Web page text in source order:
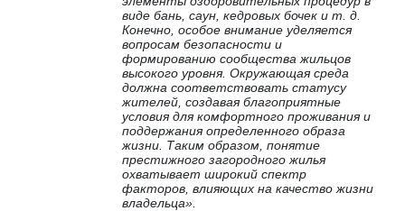
виде бань, саун, кедровых бочек и т. д.
Конечно, особое внимание уделяется
вопросам безопасности и
формированию сообщества жильцов
высокого уровня. Окружающая среда
должна соответствовать статусу
жителей, создавая благоприятные
условия для комфортного проживания и
поддержания определенного образа
жизни. Таким образом, понятие
престижного загородного жилья
охватывает широкий спектр
факторов, влияющих на качество жизни
владельца».